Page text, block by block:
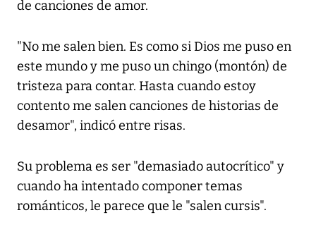
de canciones de amor.
"No me salen bien. Es como si Dios me puso en
este mundo y me puso un chingo (montón) de
tristeza para contar. Hasta cuando estoy
contento me salen canciones de historias de
desamor", indicó entre risas.
Su problema es ser "demasiado autocrítico" y
cuando ha intentado componer temas
románticos, le parece que le "salen cursis".